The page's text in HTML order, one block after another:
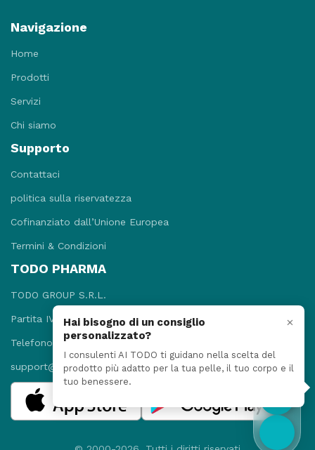
Hai bisogno di un consiglio
personalizzato?
×
I consulenti AI TODO ti guidano nella scelta del
prodotto più adatto per la tua pelle, il tuo corpo e il
tuo benessere.
Navigazione
Home
Prodotti
Servizi
Chi siamo
Supporto
Contattaci
politica sulla riservatezza
Cofinanziato dall’Unione Europea
Termini & Condizioni
TODO PHARMA
TODO GROUP S.R.L.
Partita IVA: 09781131215
Telefono: +3908118920052
support@todopharma.it